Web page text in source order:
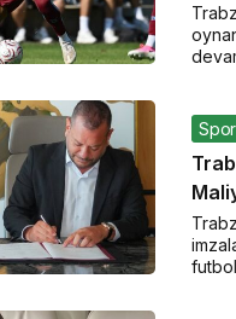
Spor